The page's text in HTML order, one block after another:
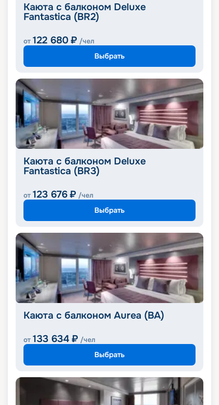
Каюта с балконом Deluxe
Fantastica (BR2)
от 122 680 ₽ /чел
Выбрать
Каюта с балконом Deluxe
Fantastica (BR3)
от 123 676 ₽ /чел
Выбрать
Каюта с балконом Aurea (BA)
от 133 634 ₽ /чел
Выбрать